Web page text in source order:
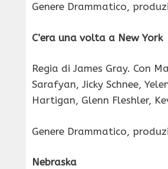
Genere Drammatico,
C’era una volta a New York
Regia di James Gray. Con
Sarafyan, Jicky Schnee,
Hartigan, Glenn Fleshler,
Genere Drammatico,
Nebraska